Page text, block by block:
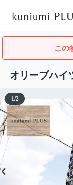
この
オリーブハイ
1/2